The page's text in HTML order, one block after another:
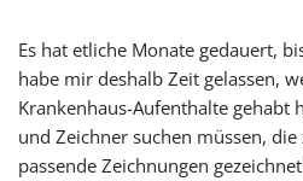
Es hat etliche Monate gedauert,
habe mir deshalb Zeit gelassen,
Krankenhaus-Aufenthalte gehabt
und Zeichner suchen müssen,
passende Zeichnungen